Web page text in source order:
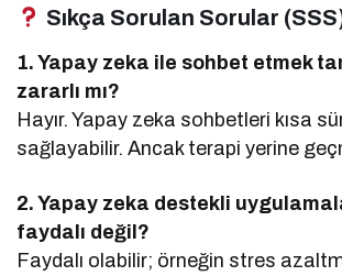
Sıkça Sorulan Sorular
1. Yapay zeka ile sohbet etmek
zararlı mı?
Hayır. Yapay zeka sohbetleri kısa
sağlayabilir. Ancak terapi yerine
2. Yapay zeka destekli
faydalı değil?
Faydalı olabilir; örneğin stres